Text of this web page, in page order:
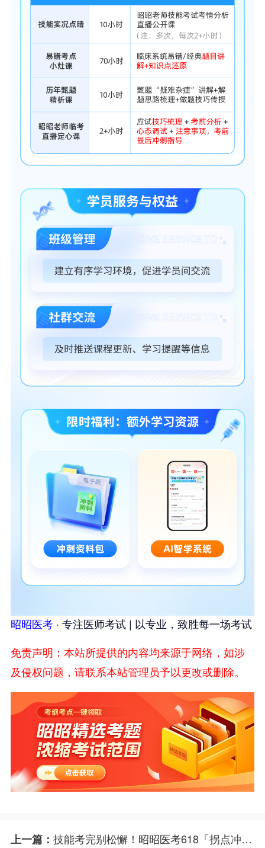
昭昭医考· 专注医师考试 | 以专业，致胜每一场考试
免责声明：本站所提供的内容均来源于网络，如涉
及侵权问题，请联系本站管理员予以更改或删除。
上一篇： 技能考完别松懈！昭昭医考618「拐点冲刺」盛典开启